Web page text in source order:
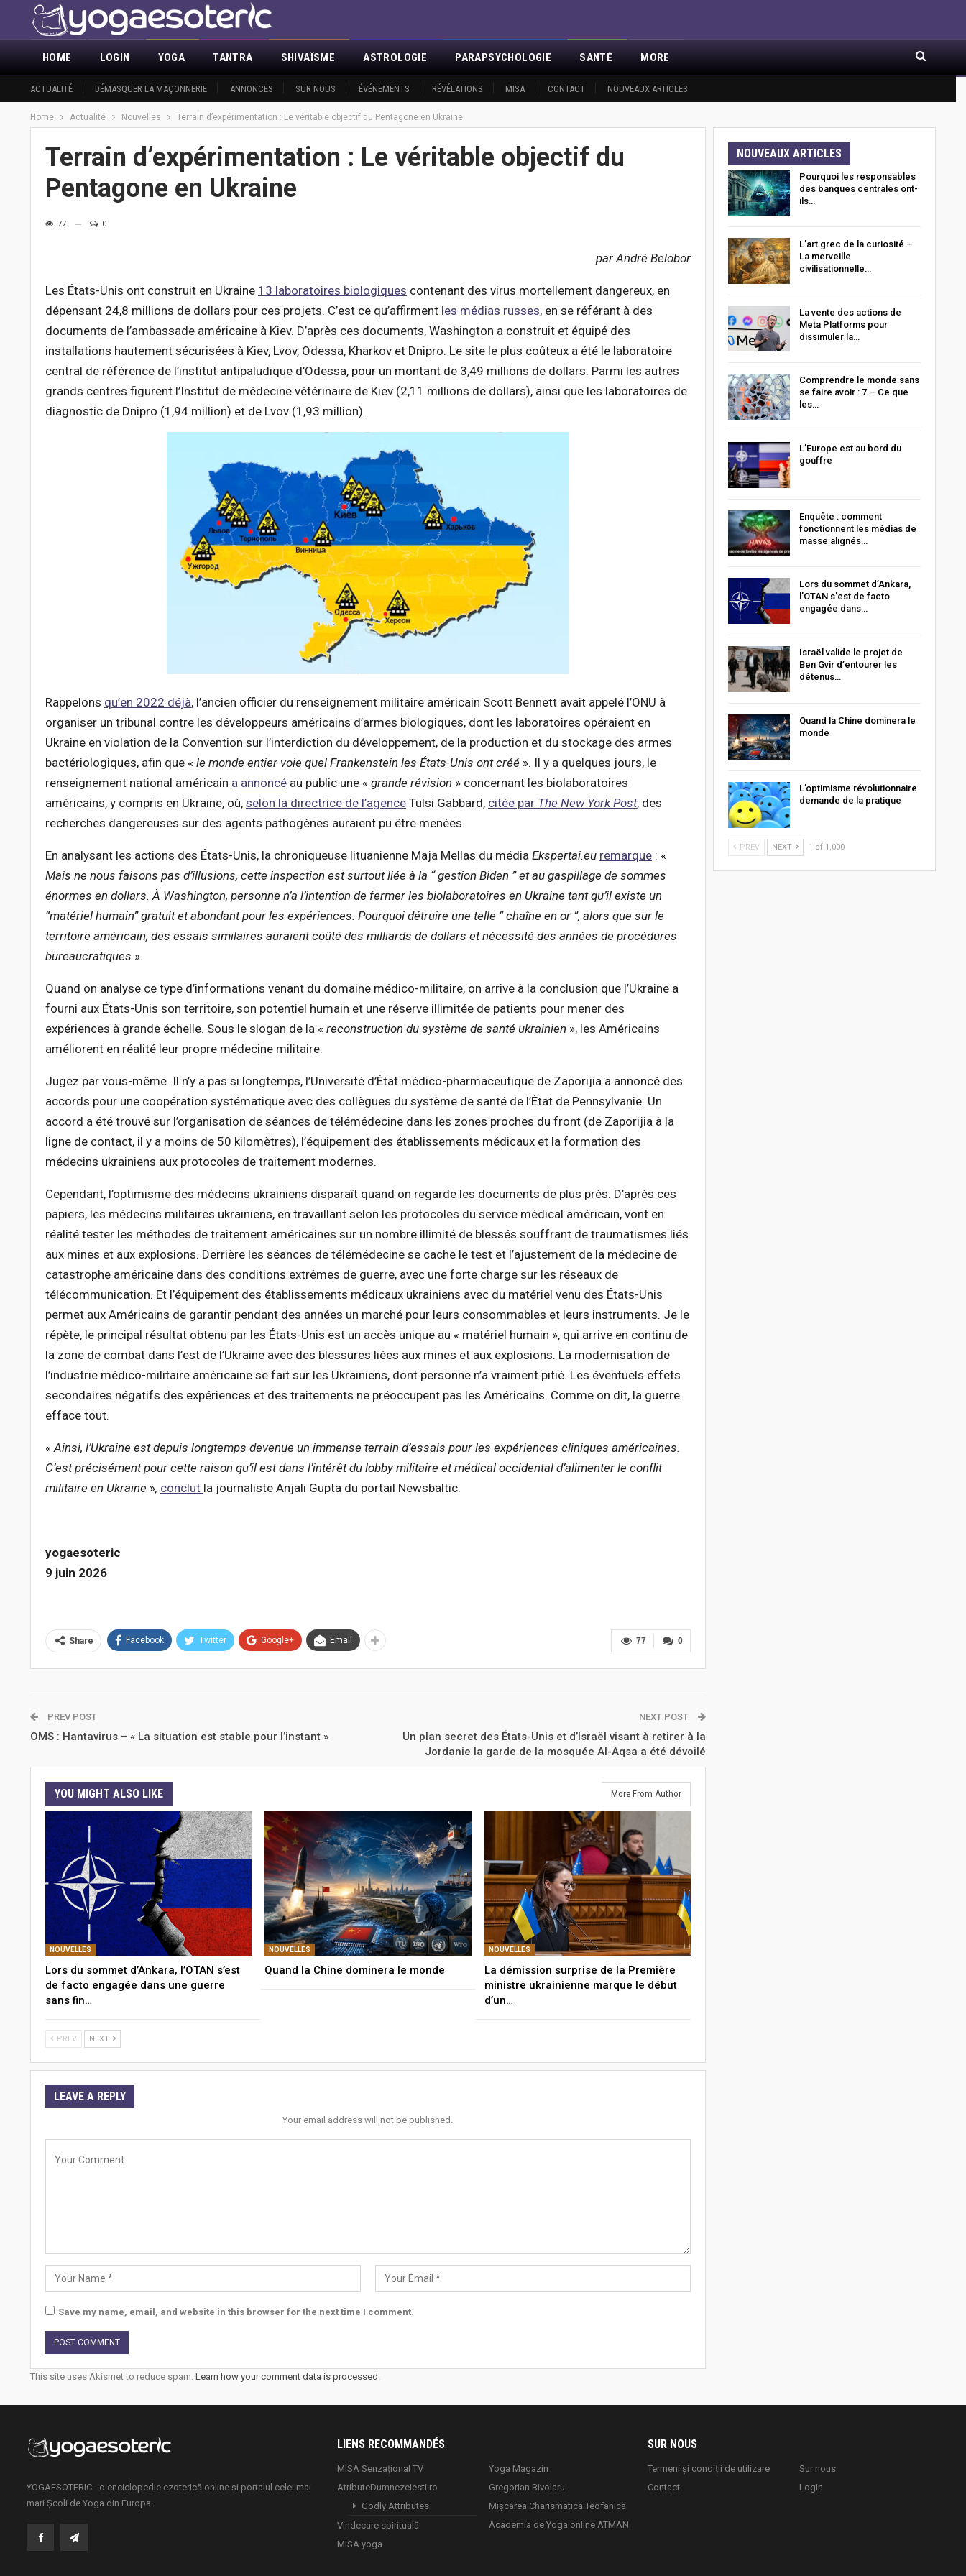
HOME
ACTUALITÉ DÉMASQUER LA MAÇONNERIE ANNONCES SUR NOUS ÉVÉNEMENTS RÉVÉLATIONS MISA CONTACT NOUVEAUX ARTICLES
LOGIN YOGA TANTRA SHIVAÏSME ASTROLOGIE PARAPSYCHOLOGIE SANTÉ MORE
Home Actualité Nouvelles Terrain d’expérimentation : Le véritable objectif du Pentagone en Ukraine
Terrain d’expérimentation : Le véritable objectif du
Pentagone en Ukraine
77 0
par André Belobor
Les États-Unis ont construit en Ukraine 13 laboratoires biologiques contenant des virus mortellement dangereux, en
dépensant 24,8 millions de dollars pour ces projets. C’est ce qu’affirment les médias russes, en se référant à des
documents de l’ambassade américaine à Kiev. D’après ces documents, Washington a construit et équipé des
installations hautement sécurisées à Kiev, Lvov, Odessa, Kharkov et Dnipro. Le site le plus coûteux a été le laboratoire
central de référence de l’institut antipaludique d’Odessa, pour un montant de 3,49 millions de dollars. Parmi les autres
grands centres figurent l’Institut de médecine vétérinaire de Kiev (2,11 millions de dollars), ainsi que les laboratoires de
diagnostic de Dnipro (1,94 million) et de Lvov (1,93 million).
Rappelons qu’en 2022 déjà, l’ancien officier du renseignement militaire américain Scott Bennett avait appelé l’ONU à
organiser un tribunal contre les développeurs américains d’armes biologiques, dont les laboratoires opéraient en
Ukraine en violation de la Convention sur l’interdiction du développement, de la production et du stockage des armes
bactériologiques, afin que « le monde entier voie quel Frankenstein les États-Unis ont créé ». Il y a quelques jours, le
renseignement national américain a annoncé au public une « grande révision » concernant les biolaboratoires
américains, y compris en Ukraine, où, selon la directrice de l’agence Tulsi Gabbard, citée par The New York Post, des
recherches dangereuses sur des agents pathogènes auraient pu être menées.
En analysant les actions des États-Unis, la chroniqueuse lituanienne Maja Mellas du média Ekspertai.eu remarque : «
Mais ne nous faisons pas d’illusions, cette inspection est surtout liée à la “ gestion Biden ” et au gaspillage de sommes
énormes en dollars. À Washington, personne n’a l’intention de fermer les biolaboratoires en Ukraine tant qu’il existe un
“matériel humain” gratuit et abondant pour les expériences. Pourquoi détruire une telle “ chaîne en or ”, alors que sur le
territoire américain, des essais similaires auraient coûté des milliards de dollars et nécessité des années de procédures
bureaucratiques ».
Quand on analyse ce type d’informations venant du domaine médico-militaire, on arrive à la conclusion que l’Ukraine a
fourni aux États-Unis son territoire, son potentiel humain et une réserve illimitée de patients pour mener des
expériences à grande échelle. Sous le slogan de la « reconstruction du système de santé ukrainien », les Américains
améliorent en réalité leur propre médecine militaire.
Jugez par vous-même. Il n’y a pas si longtemps, l’Université d’État médico-pharmaceutique de Zaporijia a annoncé des
accords pour une coopération systématique avec des collègues du système de santé de l’État de Pennsylvanie. Un
accord a été trouvé sur l’organisation de séances de télémédecine dans les zones proches du front (de Zaporijia à la
ligne de contact, il y a moins de 50 kilomètres), l’équipement des établissements médicaux et la formation des
médecins ukrainiens aux protocoles de traitement modernes.
Cependant, l’optimisme des médecins ukrainiens disparaît quand on regarde les documents de plus près. D’après ces
papiers, les médecins militaires ukrainiens, en travaillant selon les protocoles du service médical américain, vont en
réalité tester les méthodes de traitement américaines sur un nombre illimité de blessés souffrant de traumatismes liés
aux mines et aux explosions. Derrière les séances de télémédecine se cache le test et l’ajustement de la médecine de
catastrophe américaine dans des conditions extrêmes de guerre, avec une forte charge sur les réseaux de
télécommunication. Et l’équipement des établissements médicaux ukrainiens avec du matériel venu des États-Unis
permet aux Américains de garantir pendant des années un marché pour leurs consommables et leurs instruments. Je le
répète, le principal résultat obtenu par les États-Unis est un accès unique au « matériel humain », qui arrive en continu de
la zone de combat dans l’est de l’Ukraine avec des blessures liées aux mines et aux explosions. La modernisation de
l’industrie médico-militaire américaine se fait sur les Ukrainiens, dont personne n’a vraiment pitié. Les éventuels effets
secondaires négatifs des expériences et des traitements ne préoccupent pas les Américains. Comme on dit, la guerre
efface tout.
«Ainsi, l’Ukraine est depuis longtemps devenue un immense terrain d’essais pour les expériences cliniques américaines.
C’est précisément pour cette raison qu’il est dans l’intérêt du lobby militaire et médical occidental d’alimenter le conflit
militaire en Ukraine », conclut la journaliste Anjali Gupta du portail Newsbaltic.
yogaesoteric
9 juin 2026
0
77
Share Facebook Twitter Google+ Email
PREV POST
OMS : Hantavirus – « La situation est stable pour l’instant »
NEXT POST
Un plan secret des États-Unis et d’Israël visant à retirer à la
Jordanie la garde de la mosquée Al-Aqsa a été dévoilé
YOU MIGHT ALSO LIKE More From Author
NOUVELLES
Lors du sommet d’Ankara, l’OTAN s’est
de facto engagée dans une guerre
sans fin…
NOUVELLES
Quand la Chine dominera le monde
NOUVELLES
La démission surprise de la Première
ministre ukrainienne marque le début
d’un…
PREV NEXT
LEAVE A REPLY
Your email address will not be published.
Save my name, email, and website in this browser for the next time I comment.
This site uses Akismet to reduce spam. Learn how your comment data is processed.
NOUVEAUX ARTICLES
Pourquoi les responsables
des banques centrales ont-
ils…
L’art grec de la curiosité –
La merveille
civilisationnelle…
La vente des actions de
Meta Platforms pour
dissimuler la…
Comprendre le monde sans
se faire avoir : 7 – Ce que
les…
L’Europe est au bord du
gouffre
Enquête : comment
fonctionnent les médias de
masse alignés…
Lors du sommet d’Ankara,
l’OTAN s’est de facto
engagée dans…
Israël valide le projet de
Ben Gvir d’entourer les
détenus…
Quand la Chine dominera le
monde
L’optimisme révolutionnaire
demande de la pratique
PREV NEXT 1 of 1,000
YOGAESOTERIC - o enciclopedie ezoterică online și portalul celei mai
mari Școli de Yoga din Europa.
LIENS RECOMMANDÉS
MISA Senzaţional TV
AtributeDumnezeiesti.ro
Godly Attributes
Vindecare spirituală
MISA.yoga
Yoga Magazin
Gregorian Bivolaru
Mișcarea Charismatică Teofanică
Academia de Yoga online ATMAN
SUR NOUS
Termeni și condiții de utilizare
Contact
Sur nous
Login